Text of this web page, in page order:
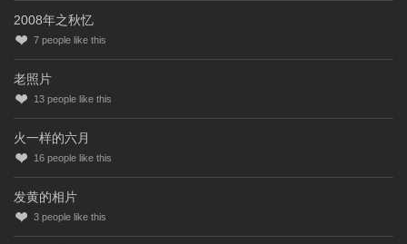
2008年之秋忆
7 people like this
老照片
13 people like this
火一样的六月
16 people like this
发黄的相片
3 people like this